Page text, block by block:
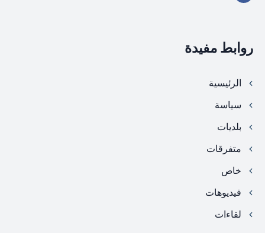
روابط مفيدة
الرئيسية
سياسة
بلديات
متفرقات
خاص
فيديوهات
لقاءات